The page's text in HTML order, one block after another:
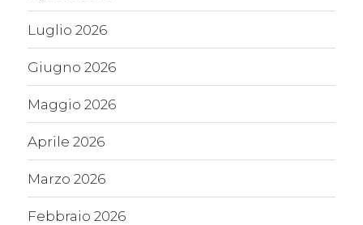
Luglio 2026
Giugno 2026
Maggio 2026
Aprile 2026
Marzo 2026
Febbraio 2026